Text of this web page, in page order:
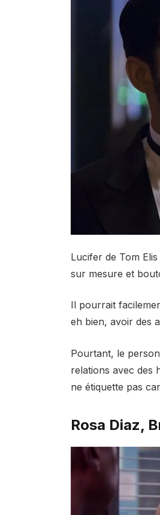
Lucifer de Tom
sur mesure et
Il pourrait
eh bien, avoir des
Pourtant, le
relations avec des
ne étiquette pas
Rosa Diaz,